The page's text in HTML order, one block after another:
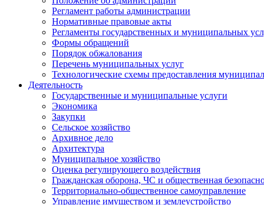
Регламент работы администрации
Нормативные правовые акты
Регламенты государственных и муниципальных
Формы обращений
Порядок обжалования
Перечень муниципальных услуг
Технологические схемы предоставления
Деятельность
Государственные и муниципальные услуги
Экономика
Закупки
Сельское хозяйство
Архивное дело
Архитектура
Муниципальное хозяйство
Оценка регулирующего воздействия
Гражданская оборона, ЧС и общественная
Территориально-общественное самоуправление
Управление имуществом и землеустройство